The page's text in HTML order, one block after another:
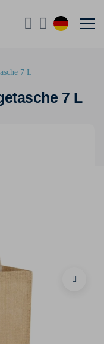
7 L
7 L